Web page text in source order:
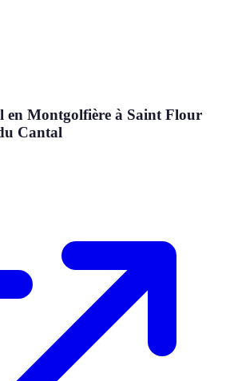
en Montgolfière à Saint Flour
Cantal